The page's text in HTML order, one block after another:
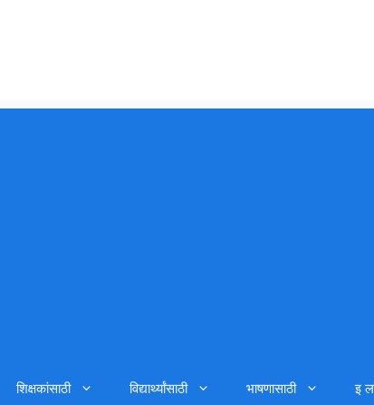
शिक्षकांसाठी विद्यार्थ्यांसाठी भाषणासाठी इ